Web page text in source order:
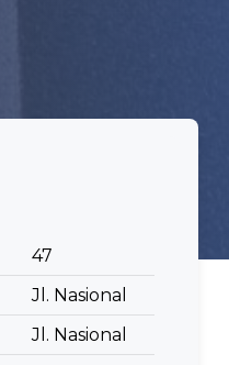
47
Jl. Nasional
Jl. Nasional